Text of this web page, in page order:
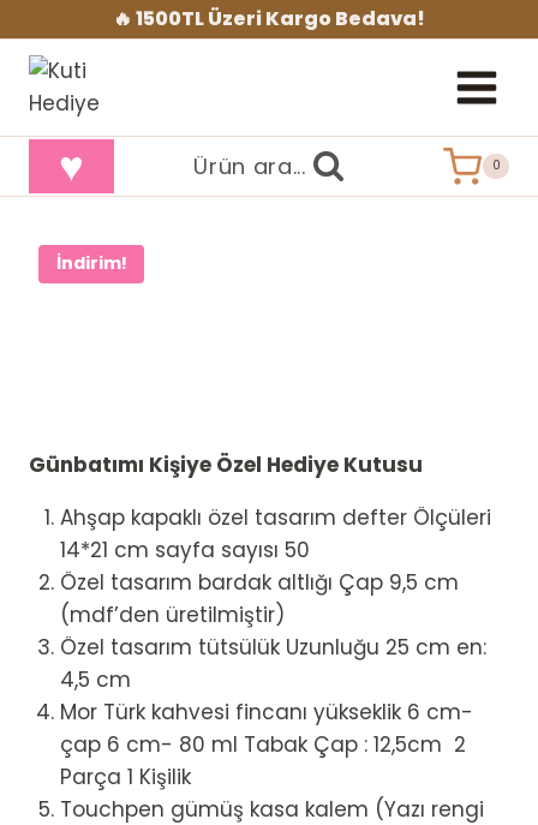
geç
🔥 1500TL Üzeri Kargo Bedava!
♥ Ürün ara... 0
İndirim!
Günbatımı Kişiye Özel Hediye Kutusu
Ahşap kapaklı özel tasarım defter Ölçüleri
14*21 cm sayfa sayısı 50
Özel tasarım bardak altlığı Çap 9,5 cm
(mdf’den üretilmiştir)
Özel tasarım tütsülük Uzunluğu 25 cm en:
4,5 cm
Mor Türk kahvesi fincanı yükseklik 6 cm-
çap 6 cm- 80 ml Tabak Çap : 12,5cm 2
Parça 1 Kişilik
Touchpen gümüş kasa kalem (Yazı rengi